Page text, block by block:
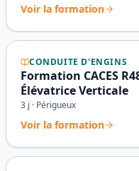
Voir la formation
CONDUITE D'ENGINS
Formation CACES
Élévatrice Verticale
3 j · Périgueux
Voir la formation